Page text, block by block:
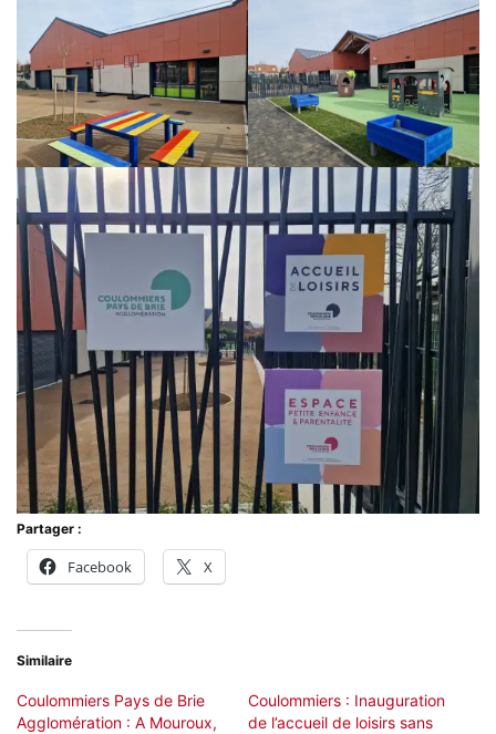
Partager :
Facebook X
Similaire
Coulommiers Pays de Brie
Agglomération : A Mouroux,
Coulommiers : Inauguration
de l’accueil de loisirs sans